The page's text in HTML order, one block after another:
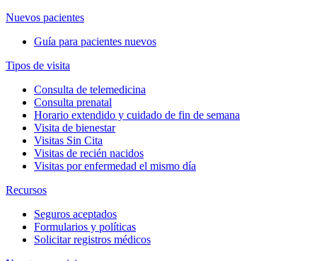
Nuevos pacientes
Guía para pacientes nuevos
Tipos de visita
Consulta de telemedicina
Consulta prenatal
Horario extendido y cuidado de fin de semana
Visita de bienestar
Visitas Sin Cita
Visitas de recién nacidos
Visitas por enfermedad el mismo día
Recursos
Seguros aceptados
Formularios y políticas
Solicitar registros médicos